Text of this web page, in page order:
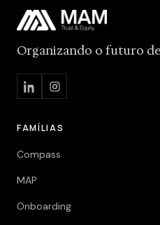
Organizando o futuro
FAMÍLIAS
Compass
MAP
Onboarding